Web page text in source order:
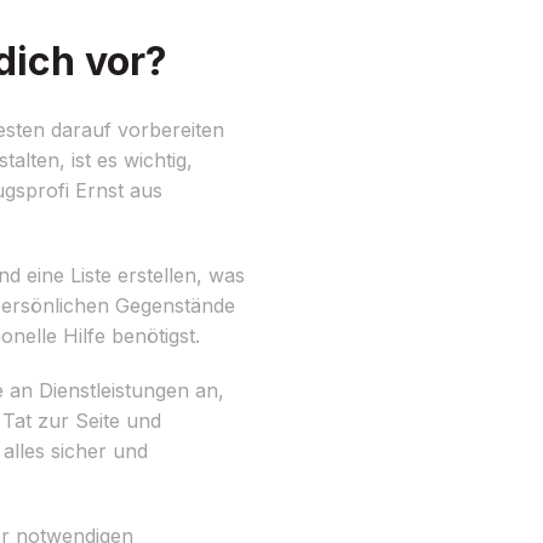
vor?
darauf vorbereiten
ist es wichtig,
Ernst aus
eine Liste erstellen, was
Gegenstände
Hilfe benötigst.
Dienstleistungen an,
zur Seite und
sicher und
notwendigen